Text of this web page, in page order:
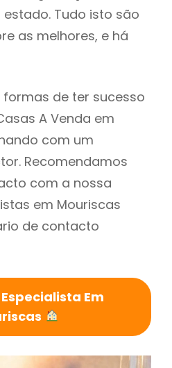
Tudo isto são
as melhores, e há
de ter sucesso
A Venda em
com um
Recomendamos
com a nossa
em Mouriscas
de contacto
Em